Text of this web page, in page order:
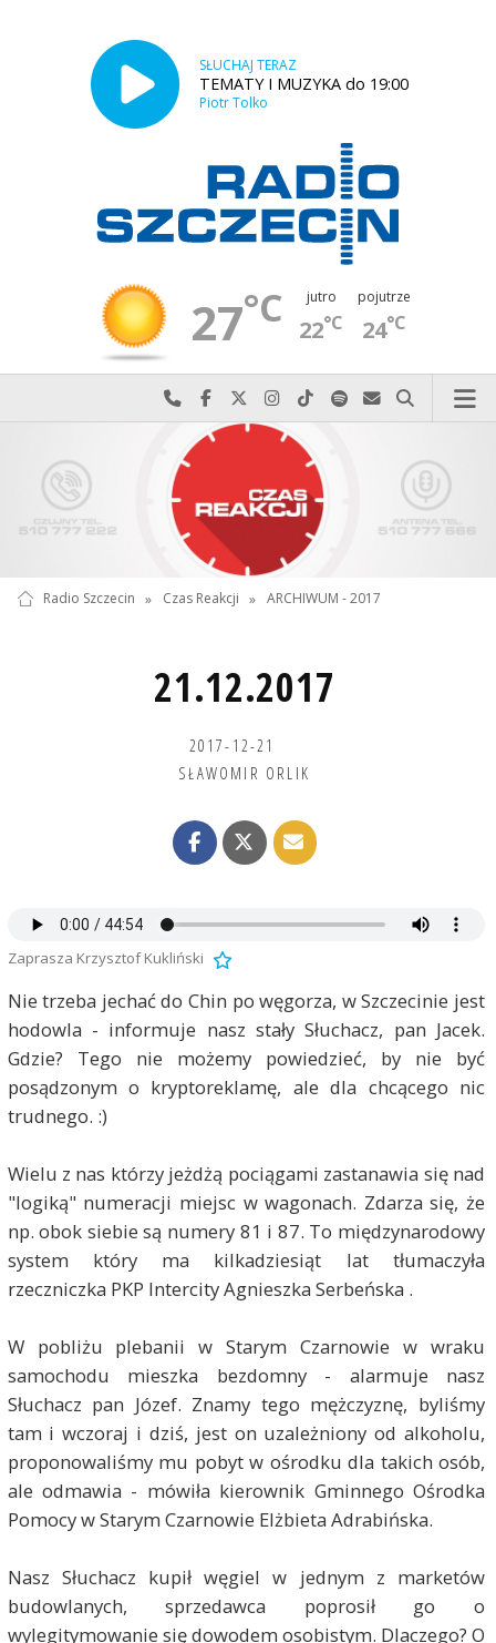
SŁUCHAJ TERAZ
TEMATY I MUZYKA do 19:00
Piotr Tolko
27°C jutro
22°C
pojutrze
24°C
Najlepiej po prostu do nas zadzwoń
Odwiedź nas na Facebook-u
Odwiedź nas na X
Odwiedź nas na Instagram-ie
Odwiedź nas na TikTok-u
Szukaj nas na Spotify
Wyślij do nas
Szukaj
Radio Szczecin » Czas Reakcji » ARCHIWUM - 2017
21.12.2017
2017-12-21
SŁAWOMIR ORLIK
Zaprasza Krzysztof Kukliński
Nie trzeba jechać do Chin po węgorza, w Szczecinie jest
hodowla - informuje nasz stały Słuchacz, pan Jacek.
Gdzie? Tego nie możemy powiedzieć, by nie być
posądzonym o kryptoreklamę, ale dla chcącego nic
trudnego. :)
Wielu z nas którzy jeżdżą pociągami zastanawia się nad
"logiką" numeracji miejsc w wagonach. Zdarza się, że
np. obok siebie są numery 81 i 87. To międzynarodowy
system który ma kilkadziesiąt lat tłumaczyła
rzeczniczka PKP IntercityAgnieszka Serbeńska .
W pobliżu plebanii w Starym Czarnowie w wraku
samochodu mieszka bezdomny - alarmuje nasz
Słuchacz pan Józef. Znamy tego mężczyznę, byliśmy
tam i wczoraj i dziś, jest on uzależniony od alkoholu,
proponowaliśmy mu pobyt w ośrodku dla takich osób,
ale odmawia - mówiła kierownik Gminnego Ośrodka
Pomocy w Starym Czarnowie Elżbieta Adrabińska.
Nasz Słuchacz kupił węgiel w jednym z marketów
budowlanych, sprzedawca poprosił go o
wylegitymowanie się dowodem osobistym. Dlaczego? O